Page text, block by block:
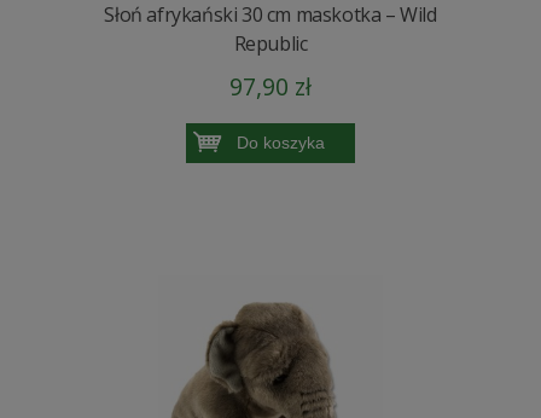
Słoń afrykański 30 cm maskotka – Wild
Republic
97,90 zł
Do koszyka